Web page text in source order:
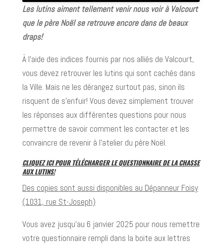
Les lutins aiment tellement venir nous voir à Valcourt
que le père Noël se retrouve encore dans de beaux
draps!
À l’aide des indices fournis par nos alliés de Valcourt,
vous devez retrouver les lutins qui sont cachés dans
la Ville. Mais ne les dérangez surtout pas, sinon ils
risquent de s’enfuir! Vous devez simplement trouver
les réponses aux différentes questions pour nous
permettre de savoir comment les contacter et les
convaincre de revenir à l’atelier du père Noël.
CLIQUEZ ICI POUR TÉLÉCHARGER LE QUESTIONNAIRE DE LA CHASSE
AUX LUTINS!
Des copies sont aussi disponibles au Dépanneur Foisy
(1031, rue St-Joseph)
Vous avez jusqu’au 6 janvier 2025 pour nous remettre
votre questionnaire rempli dans la boite aux lettres